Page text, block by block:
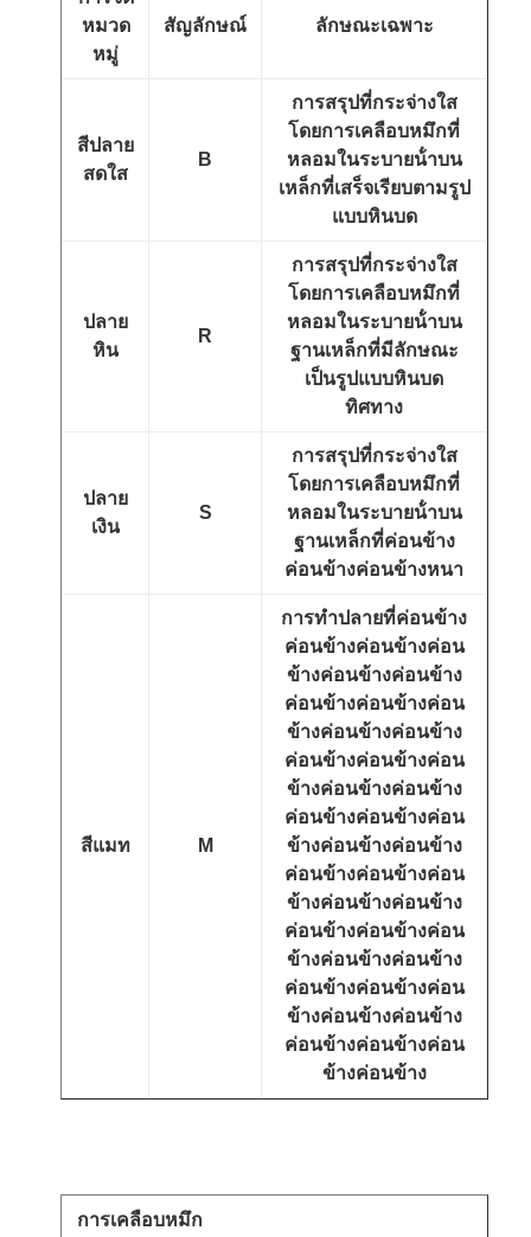
หมวด
หมู่
สัญลักษณ์ ลักษณะเฉพาะ
สีปลาย
สดใส
B
การสรุปที่กระจ่างใส
โดยการเคลือบหมึกที่
หลอมในระบายน้ําบน
เหล็กที่เสร็จเรียบตามรูป
แบบหินบด
ปลาย
หิน
R
การสรุปที่กระจ่างใส
โดยการเคลือบหมึกที่
หลอมในระบายน้ําบน
ฐานเหล็กที่มีลักษณะ
เป็นรูปแบบหินบด
ทิศทาง
ปลาย
เงิน
S
การสรุปที่กระจ่างใส
โดยการเคลือบหมึกที่
หลอมในระบายน้ําบน
ฐานเหล็กที่ค่อนข้าง
ค่อนข้างค่อนข้างหนา
สีแมท M
การทําปลายที่ค่อนข้าง
ค่อนข้างค่อนข้างค่อน
ข้างค่อนข้างค่อนข้าง
ค่อนข้างค่อนข้างค่อน
ข้างค่อนข้างค่อนข้าง
ค่อนข้างค่อนข้างค่อน
ข้างค่อนข้างค่อนข้าง
ค่อนข้างค่อนข้างค่อน
ข้างค่อนข้างค่อนข้าง
ค่อนข้างค่อนข้างค่อน
ข้างค่อนข้างค่อนข้าง
ค่อนข้างค่อนข้างค่อน
ข้างค่อนข้างค่อนข้าง
ค่อนข้างค่อนข้างค่อน
ข้างค่อนข้างค่อนข้าง
ค่อนข้างค่อนข้างค่อน
ข้างค่อนข้าง
การเคลือบหมึก